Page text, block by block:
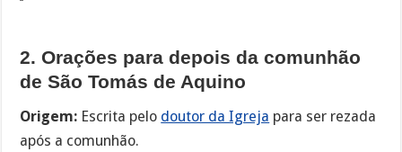
2. Orações para depois da comunhão
de São Tomás de Aquino
Origem: Escrita pelo doutor da Igreja para ser rezada
após a comunhão.